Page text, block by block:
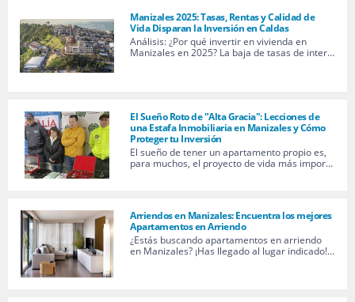
Manizales 2025: Tasas, Rentas y Calidad de
Vida Disparan la Inversión en Caldas
Análisis: ¿Por qué invertir en vivienda en
Manizales en 2025? La baja de tasas de inter…
El Sueño Roto de "Alta Gracia": Lecciones de
una Estafa Inmobiliaria en Manizales y Cómo
Proteger tu Inversión
El sueño de tener un apartamento propio es,
para muchos, el proyecto de vida más impor…
Arriendos en Manizales: Encuentra los mejores
Apartamentos en Arriendo
¿Estás buscando apartamentos en arriendo
en Manizales? ¡Has llegado al lugar indicado!…